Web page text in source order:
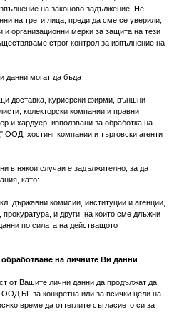
на законово задължение. Не
на трети лица, преди да сме се уверили,
и организационни мерки за защита на тези
строг контрол за изпълнение на
данни могат да бъдат:
доставка, куриерски фирми, външни
колекторски компании и правни
и хардуер, използвани за обработка на
хостинг компании и търговски агенти
в някои случаи е задължително, за да
като:
държавни комисии, институции и агенции,
и други, на които сме длъжни
по силата на действащото
обработване на личните Ви данни
от Вашите лични данни да продължат да
за конкретна или за всички цели на
време да оттеглите съгласието си за